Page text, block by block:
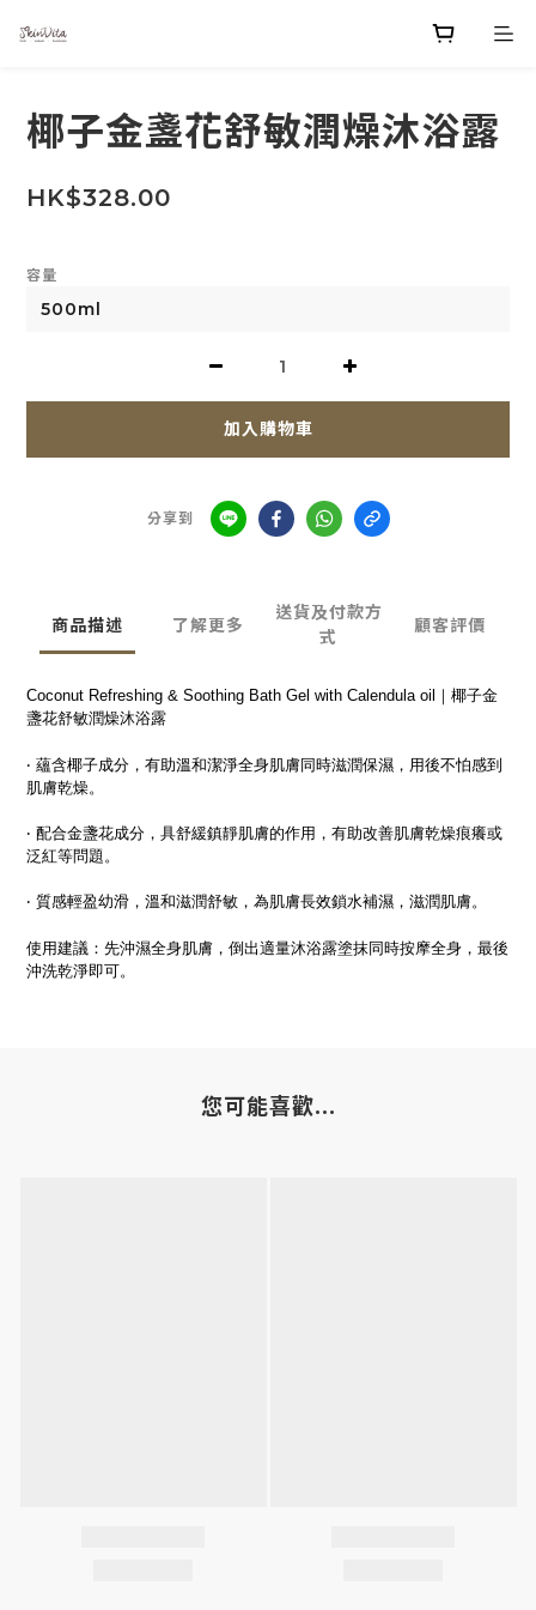
椰子金盞花舒敏潤燥沐浴露
HK$328.00
容量
加入購物車
分享到
商品描述 了解更多
送貨及付款方
式
顧客評價
Coconut Refreshing & Soothing Bath Gel with Calendula oil｜椰子金
盞花舒敏潤燥沐浴露
‧ 蘊含椰子成分，有助溫和潔淨全身肌膚同時滋潤保濕，用後不怕感到
肌膚乾燥。
‧ 配合金盞花成分，具舒緩鎮靜肌膚的作用，有助改善肌膚乾燥痕癢或
泛紅等問題。
‧ 質感輕盈幼滑，溫和滋潤舒敏，為肌膚長效鎖水補濕，滋潤肌膚。
使用建議：先沖濕全身肌膚，倒出適量沐浴露塗抹同時按摩全身，最後
沖洗乾淨即可。
您可能喜歡...